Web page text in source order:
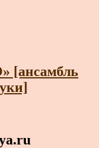
[ансамбль